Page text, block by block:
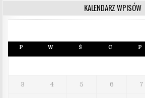
KALENDARZ WPISÓW
P W Ś C P
3 4 5 6 7